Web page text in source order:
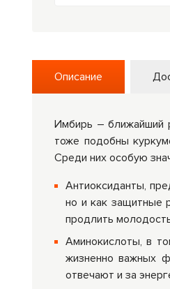
Описание
Имбирь – ближайший
тоже подобны
Среди них особую
Антиоксиданты,
но и как защитные
продлить
Аминокислоты, в
жизненно важных
отвечают и за